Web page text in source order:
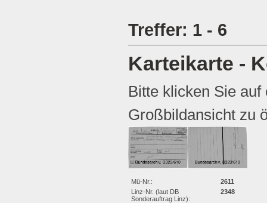
Treffer: 1 - 6
Karteikarte -
Bitte klicken Sie
Großbildansicht zu
Mü-Nr.:
2611
Linz-Nr. (laut DB
Sonderauftrag Linz):
2348